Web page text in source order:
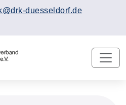
duesseldorf.de